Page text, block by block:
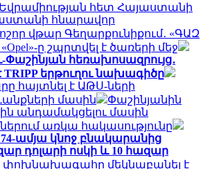
հետ Հայաստանի
հնարավոր
վթար Գեղարքունիքում․ «ԳԱԶ
«Opel»-ը շպրտվել է ծառերի մեջ
Փաշինյան հեռախոսազրույց․
TRIPP երթուղու նախագիծը
հայտնել է ԱԹՍ-ների
մասին
Փաշինյանին
անդամակցելու մասին
առկա հակասությունը
ամյա կնոջ բնակարանից
դոլարի ոսկի և 10 հազար
փոխնախագահը մեկնաբանել է